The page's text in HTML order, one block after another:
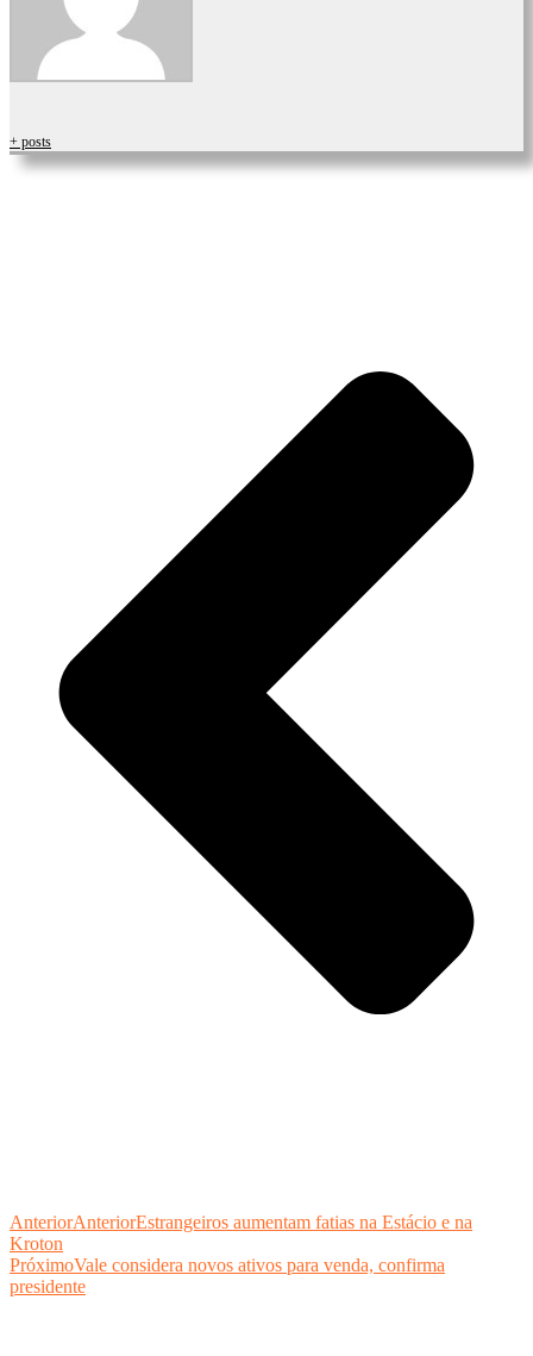
+ posts
AnteriorAnteriorEstrangeiros aumentam fatias na Estácio e na
Kroton
PróximoVale considera novos ativos para venda, confirma
presidente